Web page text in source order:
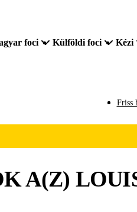
foci Külföldi foci Kézi
Friss
A(Z)